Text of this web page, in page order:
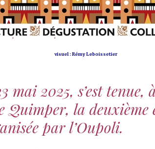
visuel : Rémy Leboissetier
mai 2025, s’est tenue,
Quimper, la deuxième
par l’Oupoli.